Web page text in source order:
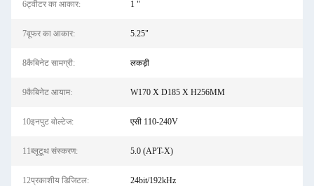
6ट्वीटर का आकार: 1 "
7वूफर का आकार: 5.25"
8कैबिनेट सामग्री: लकड़ी
9कैबिनेट आयाम: W170 X D185 X H256MM
10इनपुट वोल्टेज: एसी 110-240V
11ब्लूटूथ संस्करण: 5.0 (APT-X)
12प्रकाशीय डिजिटल: 24bit/192kHz